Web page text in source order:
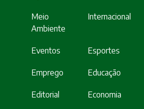
Meio
Ambiente
Internacional
Eventos Esportes
Emprego Educação
Editorial Economia